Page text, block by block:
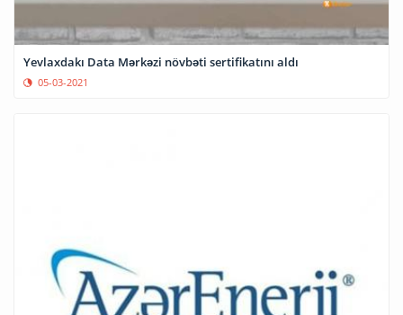
Yevlaxdakı Data Mərkəzi növbəti sertifikatını aldı
05-03-2021